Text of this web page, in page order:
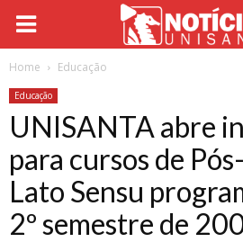
Home Educação
Educação
UNISANTA abre
para cursos de
Lato Sensu
2º semestre de